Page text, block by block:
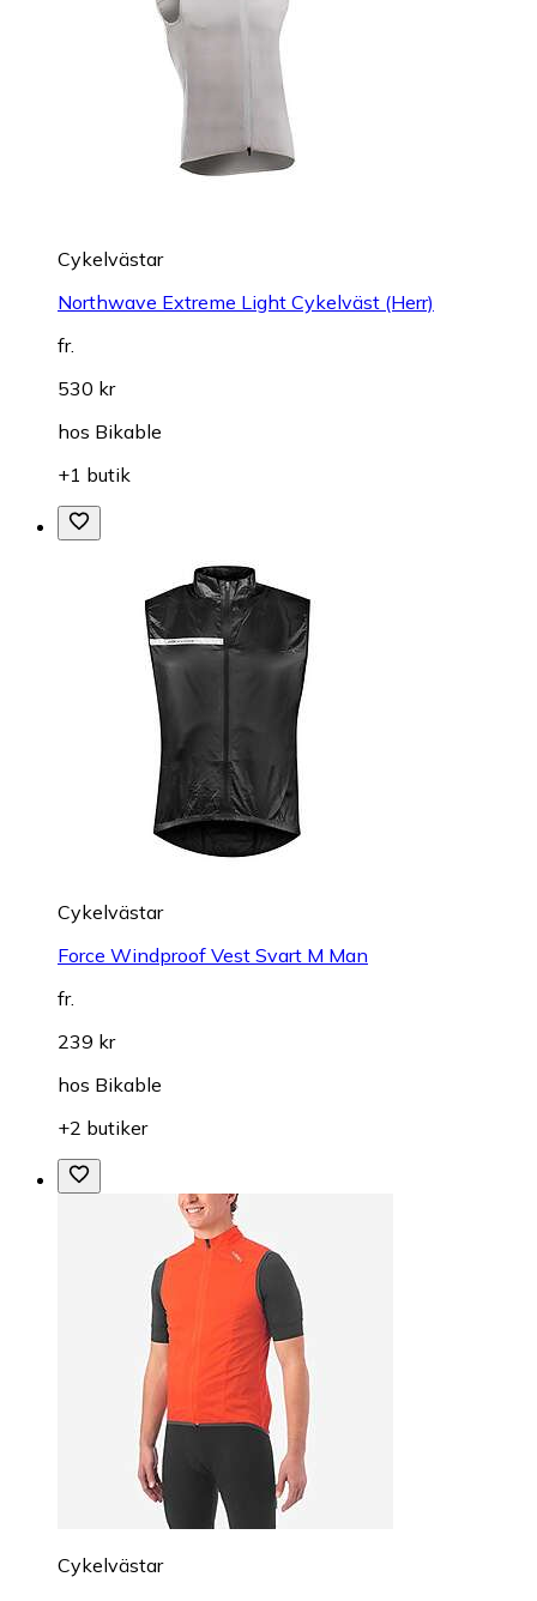
Cykelvästar
Northwave Extreme Light Cykelväst (Herr)
fr.
530 kr
hos Bikable
+1 butik
Cykelvästar
Force Windproof Vest Svart M Man
fr.
239 kr
hos Bikable
+2 butiker
Cykelvästar